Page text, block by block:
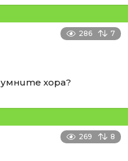
286 7
хора?
269 8